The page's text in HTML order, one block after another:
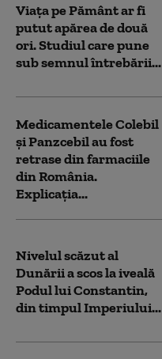
Viața pe Pământ ar fi
putut apărea de două
ori. Studiul care pune
sub semnul întrebării...
Medicamentele Colebil
și Panzcebil au fost
retrase din farmaciile
din România.
Explicația...
Nivelul scăzut al
Dunării a scos la iveală
Podul lui Constantin,
din timpul Imperiului...